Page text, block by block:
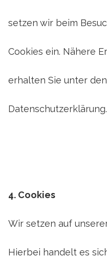
setzen wir beim
Cookies ein. Nähere
erhalten Sie unter
Datenschutzerklärung.
4. Cookies
Wir setzen auf
Hierbei handelt es